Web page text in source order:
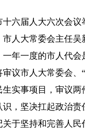
十六届人大六次会
人大常委会主任吴
年一度的市人代会
议市人大常委会
实事项目，审议两
，坚决扛起政治
于坚持和完善人民